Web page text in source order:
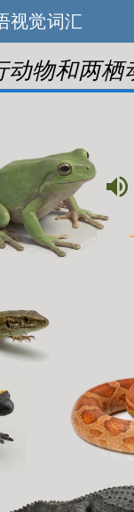
视觉词汇
动物和两栖
volume_up